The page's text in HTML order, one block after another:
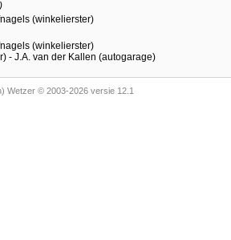
(winkelierster)
(winkelierster)
- J.A. van der Kallen (autogarage)
Wetzer © 2003-2026 versie 12.1